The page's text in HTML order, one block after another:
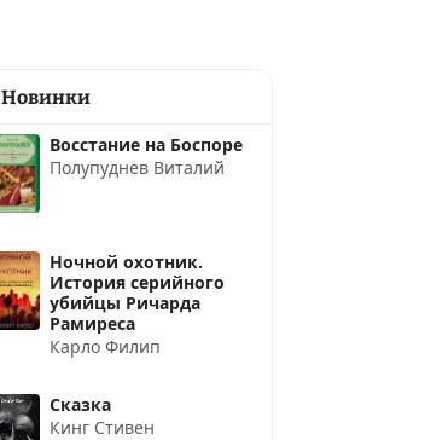
Новинки
Восстание на Боспоре
Полупуднев Виталий
Ночной охотник.
История серийного
убийцы Ричарда
Рамиреса
Карло Филип
Сказка
Кинг Стивен